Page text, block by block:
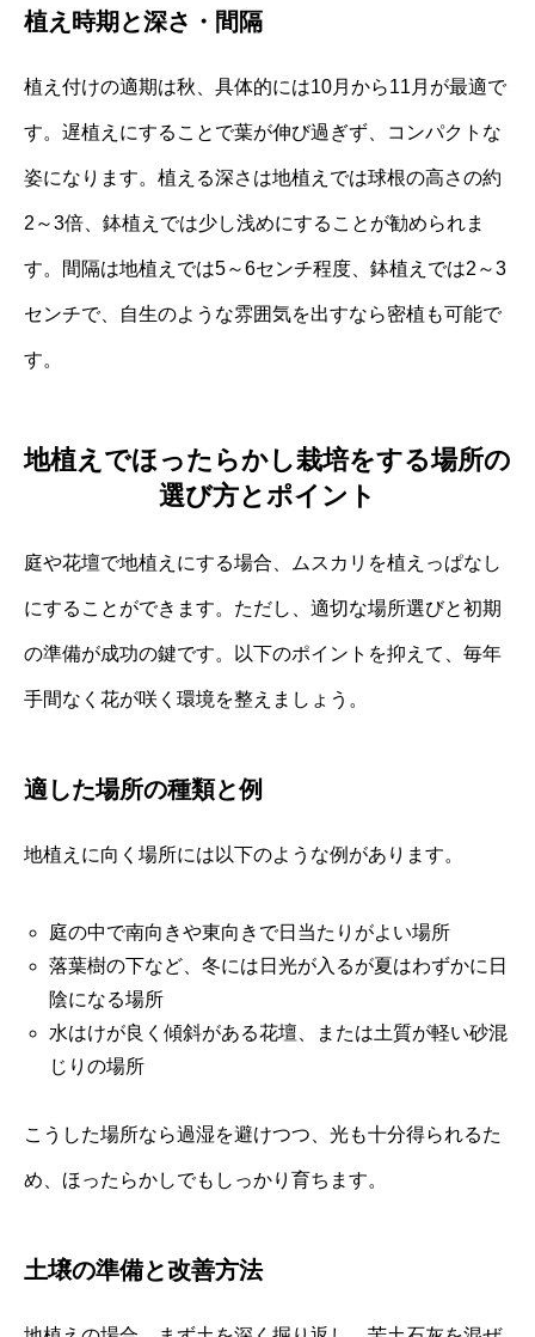
植え時期と深さ・間隔
植え付けの適期は秋、具体的には10月から11月が最適で
す。遅植えにすることで葉が伸び過ぎず、コンパクトな
姿になります。植える深さは地植えでは球根の高さの約
2～3倍、鉢植えでは少し浅めにすることが勧められま
す。間隔は地植えでは5～6センチ程度、鉢植えでは2～3
センチで、自生のような雰囲気を出すなら密植も可能で
す。
地植えでほったらかし栽培をする場所の
選び方とポイント
庭や花壇で地植えにする場合、ムスカリを植えっぱなし
にすることができます。ただし、適切な場所選びと初期
の準備が成功の鍵です。以下のポイントを抑えて、毎年
手間なく花が咲く環境を整えましょう。
適した場所の種類と例
地植えに向く場所には以下のような例があります。
庭の中で南向きや東向きで日当たりがよい場所
落葉樹の下など、冬には日光が入るが夏はわずかに日
陰になる場所
水はけが良く傾斜がある花壇、または土質が軽い砂混
じりの場所
こうした場所なら過湿を避けつつ、光も十分得られるた
め、ほったらかしでもしっかり育ちます。
土壌の準備と改善方法